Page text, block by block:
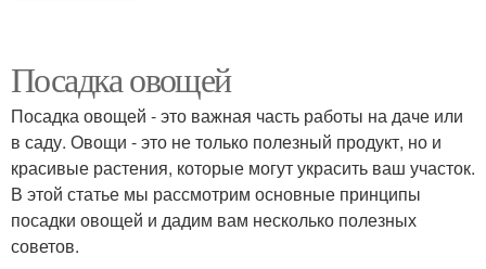
Посадка овощей
Посадка овощей - это важная часть работы на даче или
в саду. Овощи - это не только полезный продукт, но и
красивые растения, которые могут украсить ваш участок.
В этой статье мы рассмотрим основные принципы
посадки овощей и дадим вам несколько полезных
советов.